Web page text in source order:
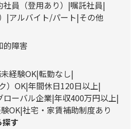
社員（登用あり）
嘱託社員
アルバイト/パート その他
的障害
経験OK 転勤なし
）OK 年間休日120日以上
ローバル企業 年収400万円以上
OK 社宅・家賃補助制度あり
す